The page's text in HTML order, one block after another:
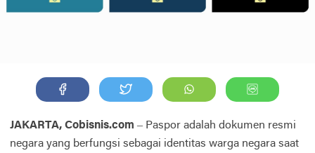
JAKARTA, Cobisnis.com – Paspor adalah dokumen resmi
negara yang berfungsi sebagai identitas warga negara saat